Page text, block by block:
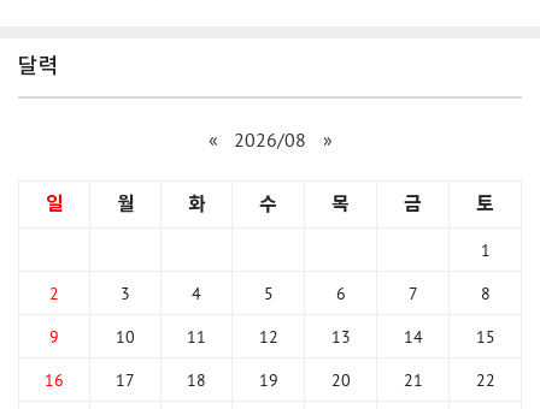
달력
« 2026/08 »
일 월 화 수 목 금 토
1
2
3 4 5 6 7
8
9
10 11 12 13 14
15
16
17 18 19 20 21
22